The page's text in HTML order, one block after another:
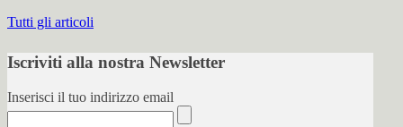
Tutti gli articoli
Iscriviti alla nostra Newsletter
Inserisci il tuo indirizzo email